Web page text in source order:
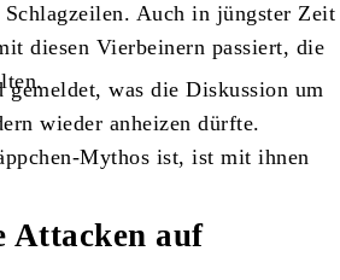
Auch in jüngster Zeit
diesen Vierbeinern passiert, die
was die Diskussion um
wieder anheizen dürfte.
Mythos ist, ist mit ihnen
Attacken auf